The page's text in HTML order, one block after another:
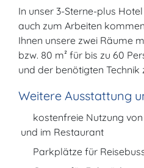
In unser 3-Sterne-plus
auch zum Arbeiten
Ihnen unsere zwei Räume
bzw. 80 m² für bis zu 60
und der benötigten Technik
Weitere Ausstattung
kostenfreie Nutzung
und im Restaurant
Parkplätze für